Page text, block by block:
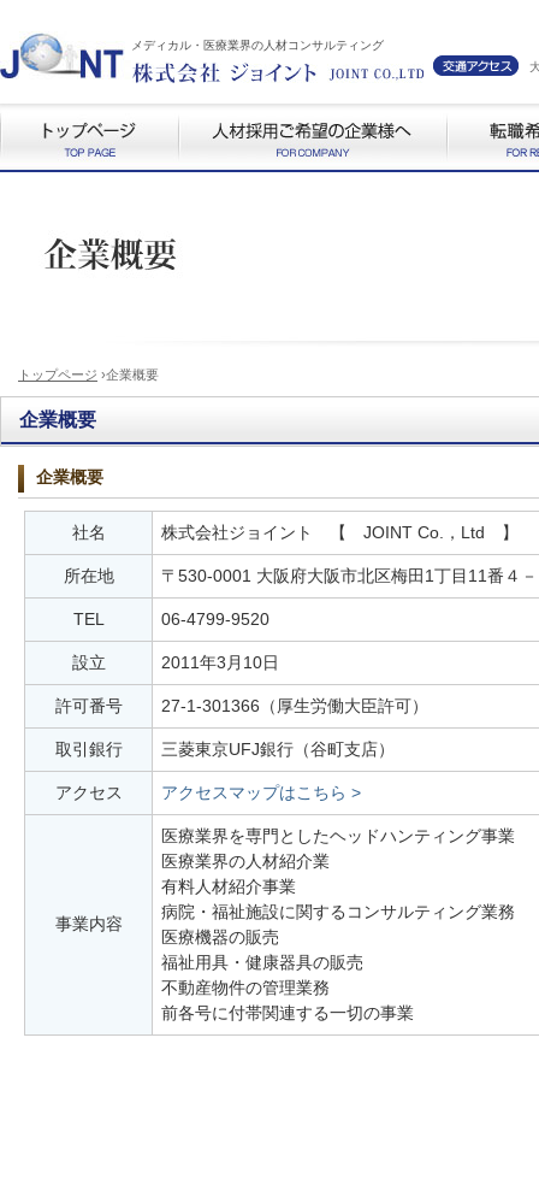
メディカル・医療業界の人材コンサルティング
トップページ ›企業概要
企業概要
企業概要
社名 株式会社ジョイント 【 JOINT Co.，Ltd 】
所在地 〒530-0001 大阪府大阪市北区梅田1丁目11番４
TEL 06-4799-9520
設立 2011年3月10日
許可番号 27-1-301366（厚生労働大臣許可）
取引銀行 三菱東京UFJ銀行（谷町支店）
アクセス アクセスマップはこちら >
事業内容
医療業界を専門としたヘッドハンティング事業
医療業界の人材紹介業
有料人材紹介事業
病院・福祉施設に関するコンサルティング業務
医療機器の販売
福祉用具・健康器具の販売
不動産物件の管理業務
前各号に付帯関連する一切の事業